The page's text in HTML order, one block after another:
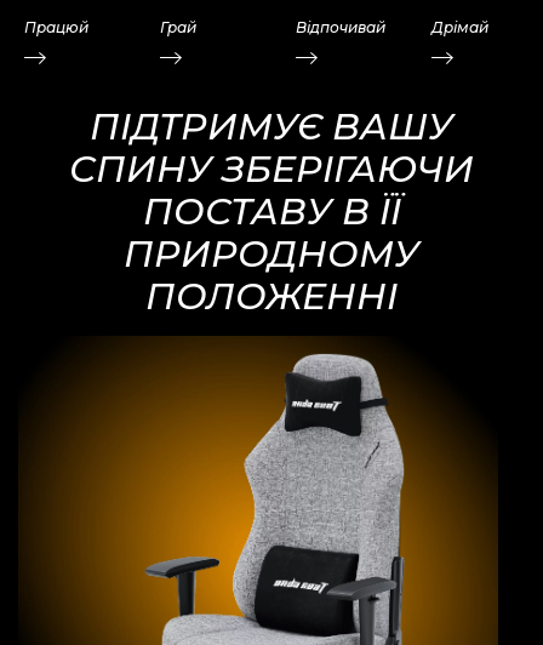
Працюй Грай Відпочивай Дрімай
ПІДТРИМУЄ ВАШУ
СПИНУ ЗБЕРІГАЮЧИ
ПОСТАВУ В ЇЇ
ПРИРОДНОМУ
ПОЛОЖЕННІ